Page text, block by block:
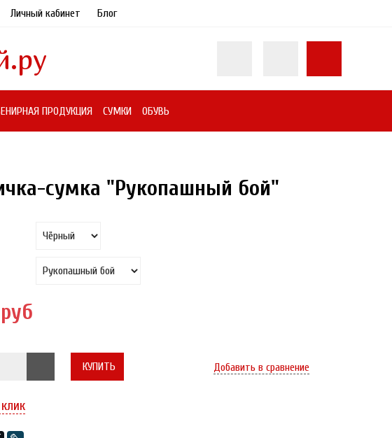
Личный кабинет Блог
ПРОДУКЦИЯ СУМКИ ОБУВЬ
сумка "Рукопашный бой"
КУПИТЬ Добавить в сравнение